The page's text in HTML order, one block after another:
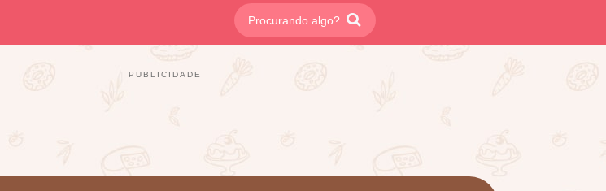
PUBLICIDADE